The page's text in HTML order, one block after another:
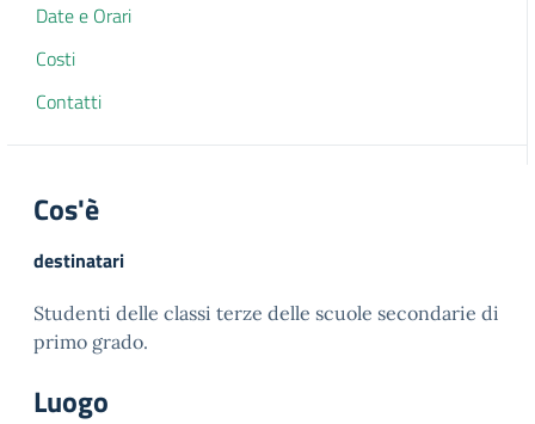
Date e Orari
Costi
Contatti
Cos'è
destinatari
Studenti delle classi terze delle scuole secondarie di
primo grado.
Luogo